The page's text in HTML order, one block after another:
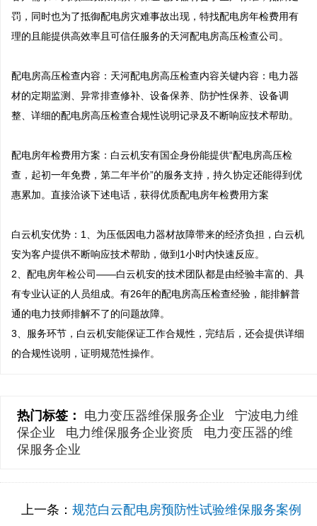
罚，同时也为了抵御配电房灾难事故出现，特找配电房年检费用有
理的且能提供高效率且可信任服务的天河配电房高压检查公司。
配电房高压检查内容：天河配电房高压检查内容关键内容：电力器
材的定期监测、异常排查修补、设备保养、防护性保养、设备调
整、详细的配电房高压检查合规性说明记录及不断响应技术帮助。
配电房年检费用方案：白云机安有国企身份能提供“配电房高压检
查，起初一年免费，第二年半价”的服务支持，持久协定还能得到优
惠累加。直接洽谈下述电话，获得优质配电房年检费用方案
白云机安优势：1、为压低因电力器材故障带来的经济负担，白云机
安为客户提供不断响应技术帮助，做到1小时内快速反应。
2、配电房年检公司——白云机安的技术团队都是由经验丰富的、具
有专业认证的人员组成。有26年的配电房高压检查经验，能排解普
通的电力技师排解不了的问题故障。
3、服务环节，白云机安能保证工作合规性，完结后，还会提供详细
的合规性说明，证明规范性操作。
热门标签： 电力变压器维保服务企业
宁波电力维
保企业
电力维保服务企业资质
电力变压器的维
保服务企业
上一条： 规范白云配电房预防性试验维保服务案例